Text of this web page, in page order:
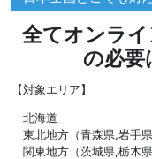
全てオンラ
の必要
【対象エリア】
北海道
東北地方（青森県,岩手
関東地方（茨城県,栃木